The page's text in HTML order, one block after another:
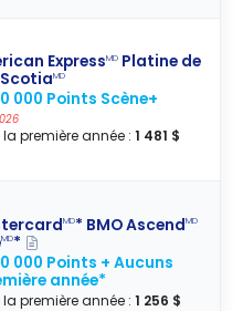
ExpressMD Platine de
MD
000 Points Scène+
première année : 1 481 $
MD* BMO AscendMD
MD*
000 Points + Aucuns
année*
première année : 1 256 $